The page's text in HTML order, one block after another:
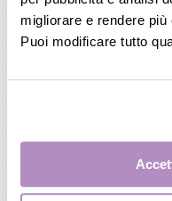
migliorare e rendere
Puoi modificare tutto
―
Tettarelle
―Succhietti
Conservalatte Materno
―Massaggiagengive